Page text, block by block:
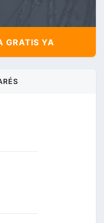
GRATIS YA